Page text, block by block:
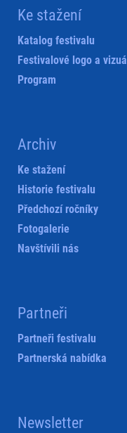
Ke stažení
Katalog festivalu
Festivalové logo a vizuál
Program
Archiv
Ke stažení
Historie festivalu
Předchozí ročníky
Fotogalerie
Navštívili nás
Partneři
Partneři festivalu
Partnerská nabídka
Newsletter